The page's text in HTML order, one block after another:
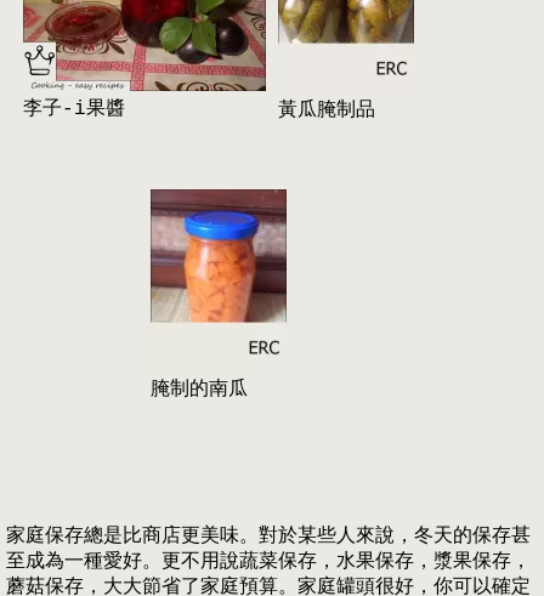
李子-i果醬 黃瓜腌制品
腌制的南瓜
家庭保存總是比商店更美味。對於某些人來說，冬天的保存甚
至成為一種愛好。更不用說蔬菜保存，水果保存，漿果保存，
蘑菇保存，大大節省了家庭預算。家庭罐頭很好，你可以確定